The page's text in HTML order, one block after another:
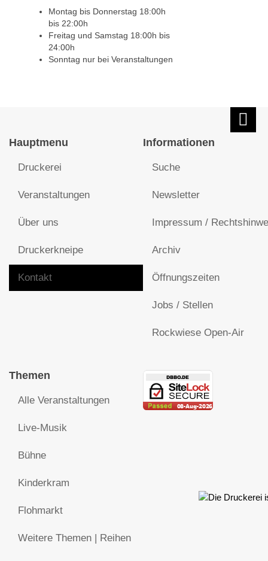
Montag bis Donnerstag 18:00h
bis 22:00h
Freitag und Samstag 18:00h bis
24:00h
Sonntag nur bei Veranstaltungen
Hauptmenu
Druckerei
Veranstaltungen
Über uns
Druckerkneipe
Kontakt
Informationen
Suche
Newsletter
Impressum /
Archiv
Öffnungszeiten
Jobs / Stellen
Rockwiese Open-Air
Themen
Alle Veranstaltungen
Live-Musik
Bühne
Kinderkram
Flohmarkt
Weitere Themen | Reihen